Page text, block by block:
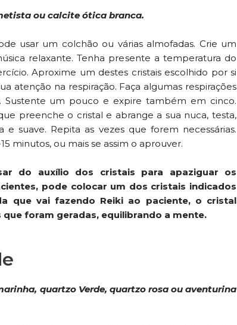
ou calcite ótica branca.
usar um colchão ou várias almofadas. Crie um
relaxante. Tenha presente a temperatura do
Aproxime um destes cristais escolhido por si
atenção na respiração. Faça algumas respirações
Sustente um pouco e expire também em cinco.
preenche o cristal e abrange a sua nuca, testa,
suave. Repita as vezes que forem necessárias.
minutos, ou mais se assim o aprouver.
do auxílio dos cristais para apaziguar os
pode colocar um dos cristais indicados
que vai fazendo Reiki ao paciente, o cristal
foram geradas, equilibrando a mente.
quartzo Verde, quartzo rosa ou aventurina